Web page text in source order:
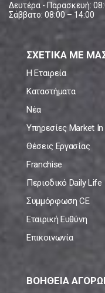
Δευτέρα - Παρασκευή:
Σάββατο: 08:00 – 14:00
ΣΧΕΤΙΚΑ ΜΕ
Η Εταιρεία
Καταστήματα
Νέα
Υπηρεσίες Market In
Θέσεις Εργασίας
Franchise
Περιοδικό Daily Life
Συμμόρφωση CE
Εταιρική Ευθύνη
Επικοινωνία
ΒΟΗΘΕΙΑ